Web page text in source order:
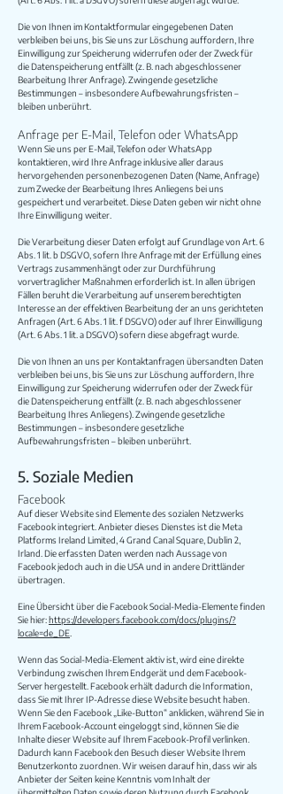
Die von Ihnen im Kontaktformular eingegebenen Daten
verbleiben bei uns, bis Sie uns zur Löschung auffordern, Ihre
Einwilligung zur Speicherung widerrufen oder der Zweck für
die Datenspeicherung entfällt (z. B. nach abgeschlossener
Bearbeitung Ihrer Anfrage). Zwingende gesetzliche
Bestimmungen – insbesondere Aufbewahrungsfristen –
bleiben unberührt.
Anfrage per E-Mail, Telefon oder WhatsApp
Wenn Sie uns per E-Mail, Telefon oder WhatsApp
kontaktieren, wird Ihre Anfrage inklusive aller daraus
hervorgehenden personenbezogenen Daten (Name, Anfrage)
zum Zwecke der Bearbeitung Ihres Anliegens bei uns
gespeichert und verarbeitet. Diese Daten geben wir nicht ohne
Ihre Einwilligung weiter.
Die Verarbeitung dieser Daten erfolgt auf Grundlage von Art. 6
Abs. 1 lit. b DSGVO, sofern Ihre Anfrage mit der Erfüllung eines
Vertrags zusammenhängt oder zur Durchführung
vorvertraglicher Maßnahmen erforderlich ist. In allen übrigen
Fällen beruht die Verarbeitung auf unserem berechtigten
Interesse an der effektiven Bearbeitung der an uns gerichteten
Anfragen (Art. 6 Abs. 1 lit. f DSGVO) oder auf Ihrer Einwilligung
(Art. 6 Abs. 1 lit. a DSGVO) sofern diese abgefragt wurde.
Die von Ihnen an uns per Kontaktanfragen übersandten Daten
verbleiben bei uns, bis Sie uns zur Löschung auffordern, Ihre
Einwilligung zur Speicherung widerrufen oder der Zweck für
die Datenspeicherung entfällt (z. B. nach abgeschlossener
Bearbeitung Ihres Anliegens). Zwingende gesetzliche
Bestimmungen – insbesondere gesetzliche
Aufbewahrungsfristen – bleiben unberührt.
5. Soziale Medien
Facebook
Auf dieser Website sind Elemente des sozialen Netzwerks
Facebook integriert. Anbieter dieses Dienstes ist die Meta
Platforms Ireland Limited, 4 Grand Canal Square, Dublin 2,
Irland. Die erfassten Daten werden nach Aussage von
Facebook jedoch auch in die USA und in andere Drittländer
übertragen.
Eine Übersicht über die Facebook Social-Media-Elemente finden
Sie hier:https://developers.facebook.com/docs/plugins/?
locale=de_DE
Wenn das Social-Media-Element aktiv ist, wird eine direkte
Verbindung zwischen Ihrem Endgerät und dem Facebook-
Server hergestellt. Facebook erhält dadurch die Information,
dass Sie mit Ihrer IP-Adresse diese Website besucht haben.
Wenn Sie den Facebook „Like-Button“ anklicken, während Sie in
Ihrem Facebook-Account eingeloggt sind, können Sie die
Inhalte dieser Website auf Ihrem Facebook-Profil verlinken.
Dadurch kann Facebook den Besuch dieser Website Ihrem
Benutzerkonto zuordnen. Wir weisen darauf hin, dass wir als
Anbieter der Seiten keine Kenntnis vom Inhalt der